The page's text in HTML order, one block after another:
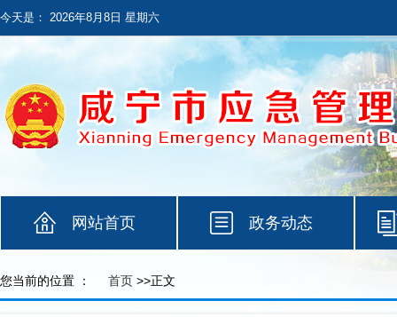
今天是： 2026年8月8日 星期六
网站首页 政务动态
您当前的位置 ： 首页 >>正文